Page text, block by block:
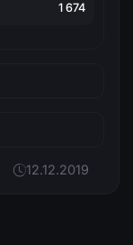
1 674
12.12.2019